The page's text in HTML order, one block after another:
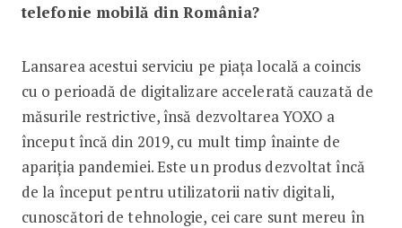
telefonie mobilă din România?
Lansarea acestui serviciu pe piața locală a coincis
cu o perioadă de digitalizare accelerată cauzată de
măsurile restrictive, însă dezvoltarea YOXO a
început încă din 2019, cu mult timp înainte de
apariţia pandemiei. Este un produs dezvoltat încă
de la început pentru utilizatorii nativ digitali,
cunoscători de tehnologie, cei care sunt mereu în